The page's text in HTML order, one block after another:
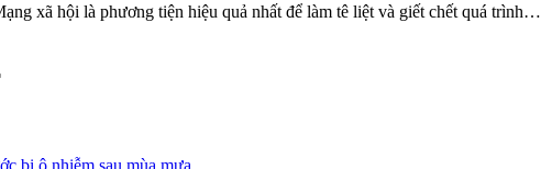
xã hội là phương tiện hiệu quả nhất để làm tê liệt và giết chết quá trình…
bị ô nhiễm sau mùa mưa